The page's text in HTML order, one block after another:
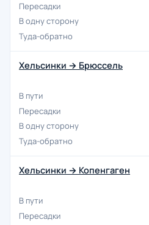
Хельсинки → Брюссель
Хельсинки → Копенгаген